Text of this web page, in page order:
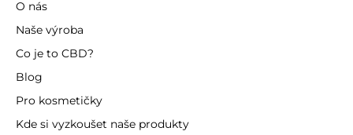
O nás
Naše výroba
Co je to CBD?
Blog
Pro kosmetičky
Kde si vyzkoušet naše produkty